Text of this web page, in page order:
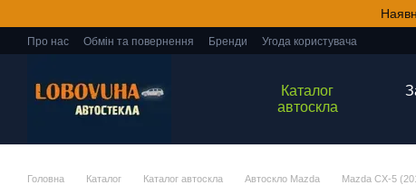
Про нас Обмін та повернення Бренди Угода користувача
Каталог
автоскла
Головна Каталог Каталог автоскла Автоскло Mazda Mazda CX-5